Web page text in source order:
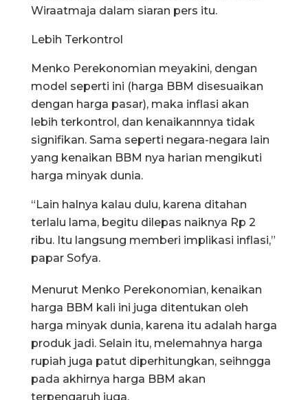
Wiraatmaja dalam siaran pers itu.
Lebih Terkontrol
Menko Perekonomian meyakini, dengan
model seperti ini (harga BBM disesuaikan
dengan harga pasar), maka inflasi akan
lebih terkontrol, dan kenaikannnya tidak
signifikan. Sama seperti negara-negara lain
yang kenaikan BBM nya harian mengikuti
harga minyak dunia.
“Lain halnya kalau dulu, karena ditahan
terlalu lama, begitu dilepas naiknya Rp 2
ribu. Itu langsung memberi implikasi inflasi,”
papar Sofya.
Menurut Menko Perekonomian, kenaikan
harga BBM kali ini juga ditentukan oleh
harga minyak dunia, karena itu adalah harga
produk jadi. Selain itu, melemahnya harga
rupiah juga patut diperhitungkan, seihngga
pada akhirnya harga BBM akan
terpengaruh juga.